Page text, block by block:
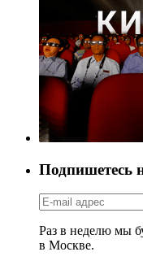
Подпишетесь
Раз в неделю мы
в Москве.